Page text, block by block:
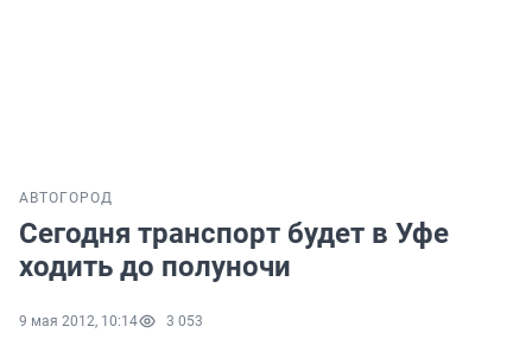
АВТО ГОРОД
Сегодня транспорт будет в Уфе
ходить до полуночи
9 мая 2012, 10:14 3 053